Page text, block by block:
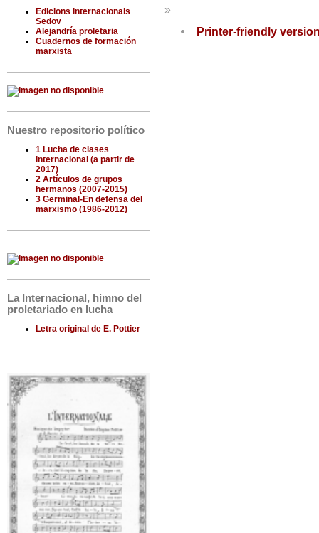
Edicions internacionals
Sedov
Alejandría proletaria
Cuadernos de formación
marxista
Nuestro repositorio político
1 Lucha de clases
internacional (a partir de
2017)
2 Artículos de grupos
hermanos (2007-2015)
3 Germinal-En defensa del
marxismo (1986-2012)
La Internacional, himno del
proletariado en lucha
Letra original de E. Pottier
»
Printer-friendly